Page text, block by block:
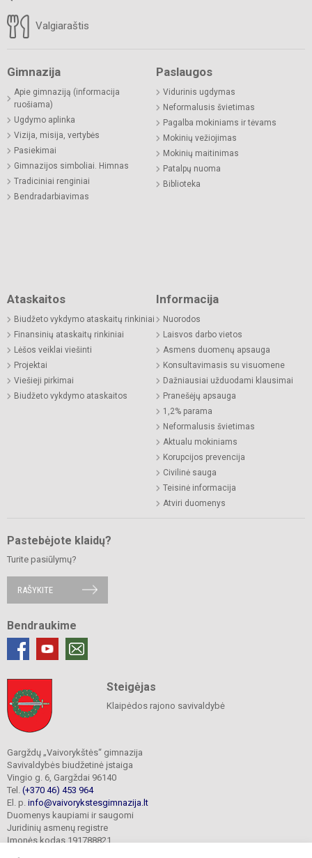
Valgiaraštis
Gimnazija
Apie gimnaziją (informacija
ruošiama)
Ugdymo aplinka
Vizija, misija, vertybės
Pasiekimai
Gimnazijos simboliai. Himnas
Tradiciniai renginiai
Bendradarbiavimas
Paslaugos
Vidurinis ugdymas
Neformalusis švietimas
Pagalba mokiniams ir tėvams
Mokinių vežiojimas
Mokinių maitinimas
Patalpų nuoma
Biblioteka
Ataskaitos
Biudžeto vykdymo ataskaitų rinkiniai
Finansinių ataskaitų rinkiniai
Lėšos veiklai viešinti
Projektai
Viešieji pirkimai
Biudžeto vykdymo ataskaitos
Informacija
Nuorodos
Laisvos darbo vietos
Asmens duomenų apsauga
Konsultavimasis su visuomene
Dažniausiai užduodami klausimai
Pranešėjų apsauga
1,2% parama
Neformalusis švietimas
Aktualu mokiniams
Korupcijos prevencija
Civilinė sauga
Teisinė informacija
Atviri duomenys
Pastebėjote klaidų?
Turite pasiūlymų?
RAŠYKITE
Bendraukime
Steigėjas
Klaipėdos rajono savivaldybė
Gargždų „Vaivorykštės“ gimnazija
Savivaldybės biudžetinė įstaiga
Vingio g. 6, Gargždai 96140
Tel. (+370 46) 453 964
El. p. info@vaivorykstesgimnazija.lt
Duomenys kaupiami ir saugomi
Juridinių asmenų registre
Įmonės kodas 191788821